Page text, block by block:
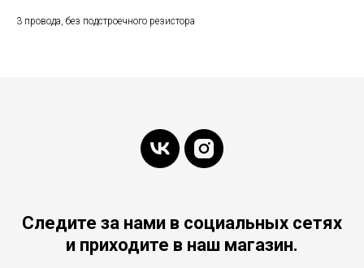
3 провода, без подстроечного резистора
Следите за нами в социальных сетях
и приходите в наш магазин.